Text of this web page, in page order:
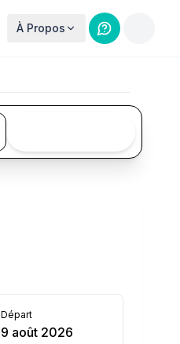
À Propos
Départ
9 août 2026